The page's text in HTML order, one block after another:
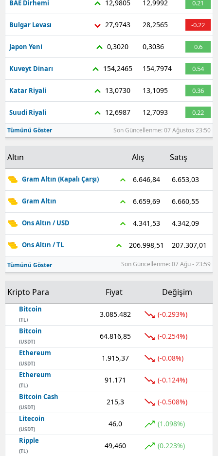
BAE Dirhemi 12,9805 12,9992 0.21
Bulgar Levası 27,9743 28,2565 -0.22
Japon Yeni 0,3020 0,3036 0.6
Kuveyt Dinarı 154,2465 154,7974 0.54
Katar Riyali 13,0730 13,1095 0.36
Suudi Riyali 12,6987 12,7093 0.22
Tümünü Göster Son Güncellenme: 07 Ağustos 23:50
Altın Alış Satış
Gram Altın (Kapalı Çarşı) 6.646,84 6.653,03
Gram Altın 6.659,69 6.660,55
Ons Altın / USD 4.341,53 4.342,09
Ons Altın / TL 206.998,51 207.307,01
Tümünü Göster Son Güncellenme: 07 Ağu - 23:59
Kripto Para Fiyat Değişim
Bitcoin
(TL)
3.085.482 (-0.293%)
Bitcoin
(USDT)
64.816,85 (-0.254%)
Ethereum
(USDT)
1.915,37 (-0.08%)
Ethereum
(TL)
91.171 (-0.124%)
Bitcoin Cash
(USDT)
215,3 (-0.508%)
Litecoin
(USDT)
46,0 (1.098%)
Ripple
(TL)
49,460 (0.223%)